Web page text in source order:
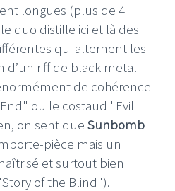
longues (plus de 4
duo distille ici et là des
qui alternent les
d’un riff de black metal
de cohérence
ou le costaud "Evil
on sent que Sunbomb
pièce mais un
et surtout bien
of the Blind").